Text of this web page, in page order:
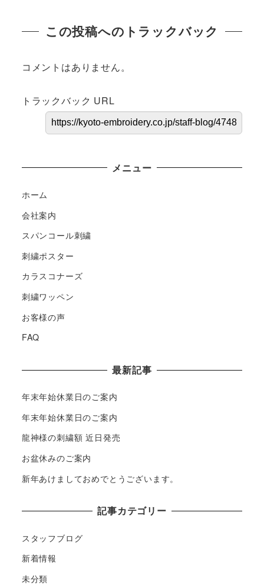
この投稿へのトラックバック
コメントはありません。
トラックバック URL
メニュー
ホーム
会社案内
スパンコール刺繍
刺繍ポスター
カラスコナーズ
刺繍ワッペン
お客様の声
FAQ
最新記事
年末年始休業日のご案内
年末年始休業日のご案内
龍神様の刺繍額 近日発売
お盆休みのご案内
新年あけましておめでとうございます。
記事カテゴリー
スタッフブログ
新着情報
未分類